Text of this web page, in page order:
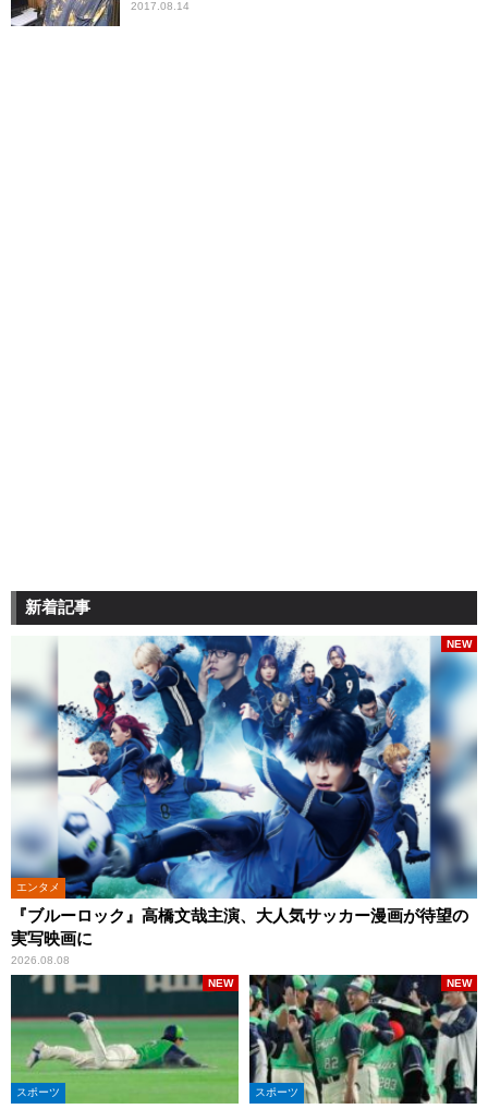
2017.08.14
新着記事
エンタメ
『ブルーロック』高橋文哉主演、大人気サッカー漫画が待望の
実写映画に
2026.08.08
NEW
スポーツ
NEW
スポーツ
NEW